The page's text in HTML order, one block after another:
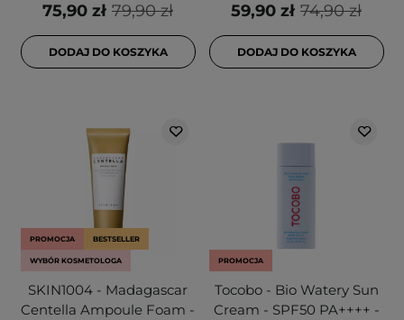
79,90 zł
75,90 zł
DODAJ DO KOSZYKA
74,90 zł
59,90 zł
DODAJ DO KOSZYKA
PROMOCJA BESTSELLER
WYBÓR KOSMETOLOGA
SKIN1004 - Madagascar
Centella Ampoule Foam -
PROMOCJA
Tocobo - Bio Watery Sun
Cream - SPF50 PA++++ -